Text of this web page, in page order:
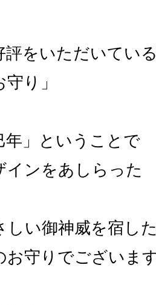
評をいただいてい
守り」
年」ということで
インをあしらった
しい御神威を宿し
お守りでございま